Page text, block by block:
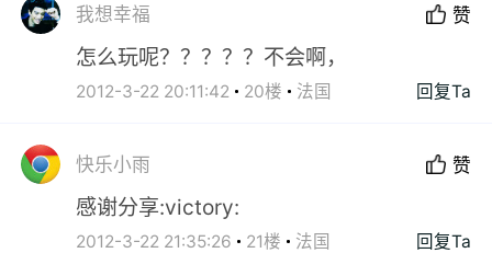
我想幸福 赞
怎么玩呢？？？？？不会啊，
2012-3-22 20:11:42 20楼 法国 回复Ta
快乐小雨 赞
感谢分享:victory:
2012-3-22 21:35:26 21楼 法国 回复Ta